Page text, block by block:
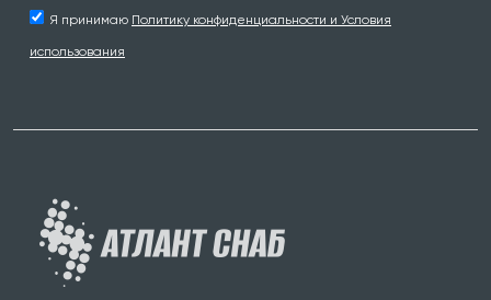
Я принимаю Политику конфиденциальности и Условия
использования